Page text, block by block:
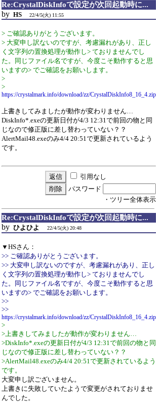
Re:CrystalDiskInfoで設定が次回起動時に...
by HS 22/4/5(火) 11:55
> ご確認ありがとうございます。
> 大変申し訳ないのですが、考慮漏れがあり、正し
く文字列の置換処理が動作し> ておりませんでし
た。同じファイル名ですが、今度こそ動作すると思
いますの> でご確認をお願いします。
>
>
https://crystalmark.info/download/zz/CrystalDiskInfo8_16_4.zip
上書きしてみましたが動作が変わりません…
DiskInfo*.exeの更新日付が4/3 12:31で前回の物と同
じなので修正版に差し替わっていない？？
AlertMail48.exeのみ4/4 20:51で更新されているよう
です。
引用なし
パスワード
・ツリー全体表示
Re:CrystalDiskInfoで設定が次回起動時に...
by ひよひよ 22/4/5(火) 20:48
▼HSさん：
>> ご確認ありがとうございます。
>> 大変申し訳ないのですが、考慮漏れがあり、正し
く文字列の置換処理が動作し> ておりませんでし
た。同じファイル名ですが、今度こそ動作すると思
いますの> でご確認をお願いします。
>>
>>
https://crystalmark.info/download/zz/CrystalDiskInfo8_16_4.zip
>
>上書きしてみましたが動作が変わりません…
>DiskInfo*.exeの更新日付が4/3 12:31で前回の物と同
じなので修正版に差し替わっていない？？
>AlertMail48.exeのみ4/4 20:51で更新されているよう
です。
大変申し訳ございません。
上書きに失敗していたようで変更がされておりませ
んでした。